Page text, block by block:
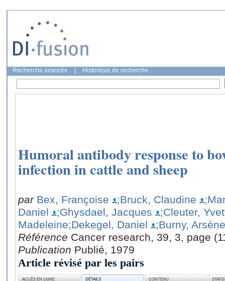
Recherche avancée Historique de recherche
Humoral antibody response to
infection in cattle and sheep
par Bex, Françoise ;Bruck, Claudine
Daniel
;Ghysdael, Jacques
;Cleuter,
Madeleine;Dekegel, Daniel
;Burny, Arsène
Référence Cancer research, 39, 3, page
Publication Publié, 1979
Article révisé par les pairs
ACCÈS EN LIGNE DÉTAILS CONTENU